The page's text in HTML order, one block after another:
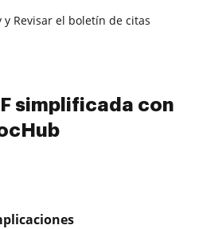
Revisar el boletín de citas
simplificada con